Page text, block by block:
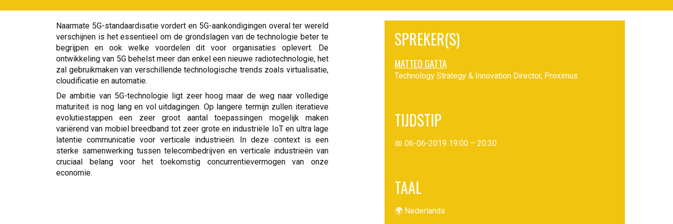
Naarmate 5G-standaardisatie vordert en 5G-aankondigingen overal ter wereld
verschijnen is het essentieel om de grondslagen van de technologie beter te
begrijpen en ook welke voordelen dit voor organisaties oplevert. De
ontwikkeling van 5G behelst meer dan enkel een nieuwe radiotechnologie, het
zal gebruikmaken van verschillende technologische trends zoals virtualisatie,
cloudificatie en automatie.
De ambitie van 5G-technologie ligt zeer hoog maar de weg naar volledige
maturiteit is nog lang en vol uitdagingen. Op langere termijn zullen iteratieve
evolutiestappen een zeer groot aantal toepassingen mogelijk maken
variërend van mobiel breedband tot zeer grote en industriële IoT en ultra lage
latentie communicatie voor verticale industrieën. In deze context is een
sterke samenwerking tussen telecombedrijven en verticale industrieën van
cruciaal belang voor het toekomstig concurrentievermogen van onze
economie.
SPREKER(S)
MATTEO GATTA
Technology Strategy & Innovation Director, Proximus
TIJDSTIP
📅 06-06-2019 19:00 – 20:30
TAAL
🌍 Nederlands